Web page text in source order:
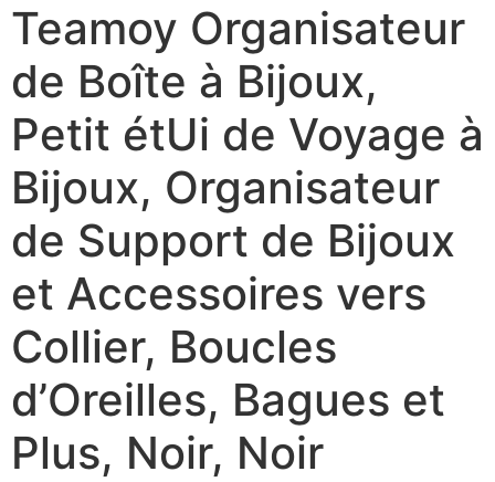
Teamoy Organisateur
de Boîte à Bijoux,
Petit étUi de Voyage à
Bijoux, Organisateur
de Support de Bijoux
et Accessoires vers
Collier, Boucles
d’Oreilles, Bagues et
Plus, Noir, Noir